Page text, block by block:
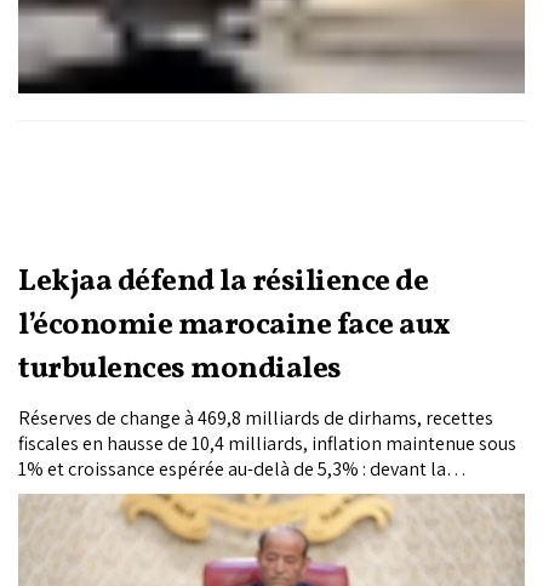
Lekjaa défend la résilience de
l’économie marocaine face aux
turbulences mondiales
Réserves de change à 469,8 milliards de dirhams, recettes
fiscales en hausse de 10,4 milliards, inflation maintenue sous
1% et croissance espérée au-delà de 5,3% : devant la
Chambre des conseillers, Fouzi Lekjaa a défendu la solidité
des équilibres macroéconomiques du Royaume, malgré une
flambée mondiale des prix de l’énergie et un contexte
géopolitique sous tension.